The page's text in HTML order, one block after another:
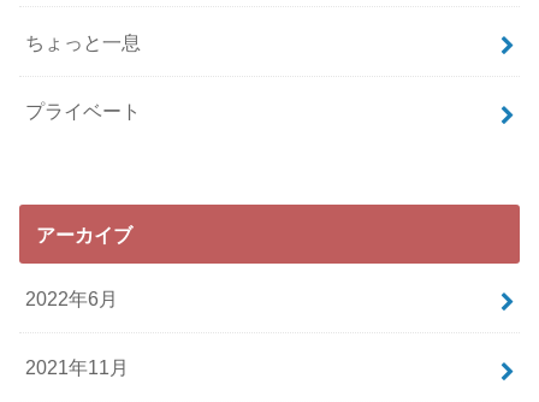
ちょっと一息
プライベート
アーカイブ
2022年6月
2021年11月